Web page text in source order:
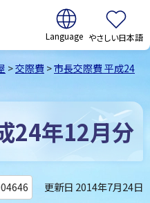
翻訳:
やさしい日本語
>交際費 >市長交際費 平成24
24年12月分
更新日 2014年7月24日